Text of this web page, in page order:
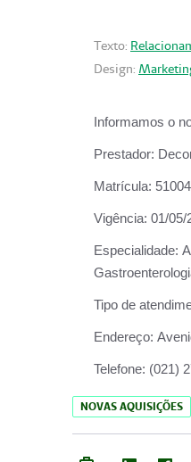
Texto:
Design:
Informamos o
Prestador:
Matrícula:
Vigência: 01/05/
Especialidade:
Tipo de
Endereço:
Telefone: (021)
NOVAS AQUISIÇÕES